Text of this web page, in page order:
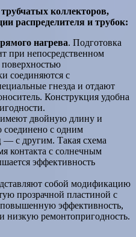
коллекторов,
распределителя и трубок:
нагрева. Подготовка
при непосредственном
соединяются с
гнезда и отдают
Конструкция удобна
двойную длину и
соединено с одним
— с другим. Такая схема
контакта с солнечным
эффективность
собой модификацию
прозрачной пластиной с
эффективность,
ремонтопригодность.